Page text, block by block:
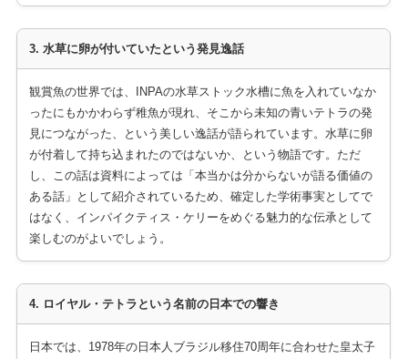
3. 水草に卵が付いていたという発見逸話
観賞魚の世界では、INPAの水草ストック水槽に魚を入れていなか
ったにもかかわらず稚魚が現れ、そこから未知の青いテトラの発
見につながった、という美しい逸話が語られています。水草に卵
が付着して持ち込まれたのではないか、という物語です。ただ
し、この話は資料によっては「本当かは分からないが語る価値の
ある話」として紹介されているため、確定した学術事実としてで
はなく、インパイクティス・ケリーをめぐる魅力的な伝承として
楽しむのがよいでしょう。
4. ロイヤル・テトラという名前の日本での響き
日本では、1978年の日本人ブラジル移住70周年に合わせた皇太子